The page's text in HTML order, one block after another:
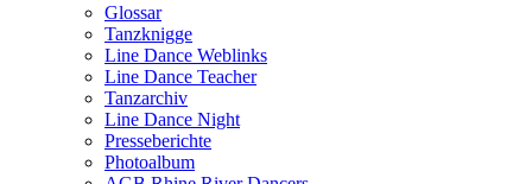
Glossar
Tanzknigge
Line Dance Weblinks
Line Dance Teacher
Tanzarchiv
Line Dance Night
Presseberichte
Photoalbum